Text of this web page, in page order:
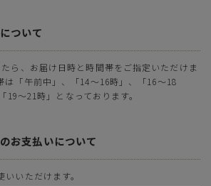
ついて
ら、お届け日時と時間帯をご指定いただけま
は「午前中」、「14～16時」、「16～18
19～21時」となっております。
お支払いについて
いただけます。